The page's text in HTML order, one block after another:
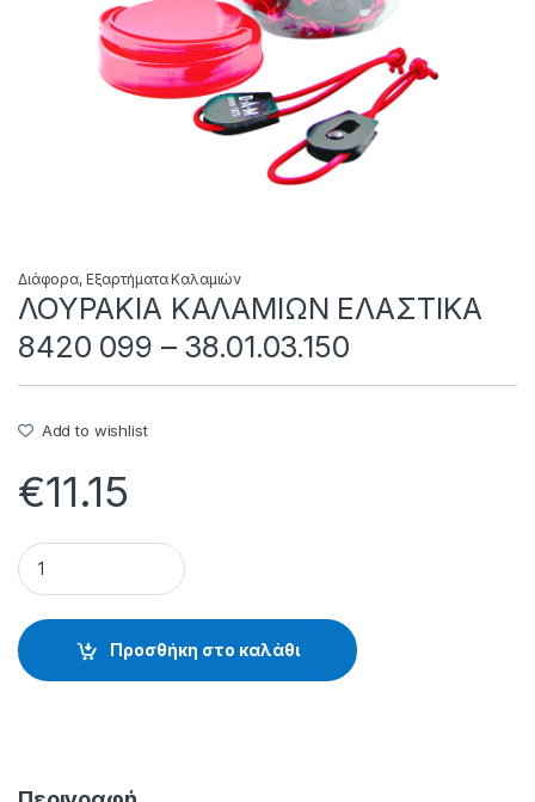
Διάφορα, Εξαρτήματα Καλαμιών
ΛΟΥΡΑΚΙΑ ΚΑΛΑΜΙΩΝ ΕΛΑΣΤΙΚΑ
8420 099 – 38.01.03.150
Add to wishlist
€11.15
ΛΟΥΡΑΚΙΑ ΚΑΛΑΜΙΩΝ ΕΛΑΣΤΙΚΑ 8420 099 - 38.01.03.150
Προσθήκη στο καλάθι